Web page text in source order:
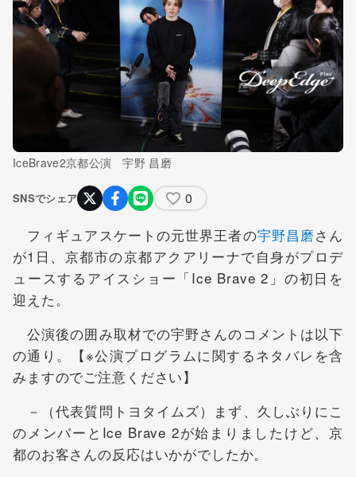
IceBrave2京都公演 宇野 昌磨
SNSでシェア 0
フィギュアスケートの元世界王者の宇野昌磨さん
が1日、京都市の京都アクアリーナで自身がプロデ
ュースするアイスショー「Ice Brave 2」の初日を
迎えた。
公演後の囲み取材での宇野さんのコメントは以下
の通り。【※公演プログラムに関するネタバレを含
みますのでご注意ください】
－（代表質問トヨタイムズ）まず、久しぶりにこ
のメンバーとIce Brave 2が始まりましたけど、京
都のお客さんの反応はいかがでしたか。